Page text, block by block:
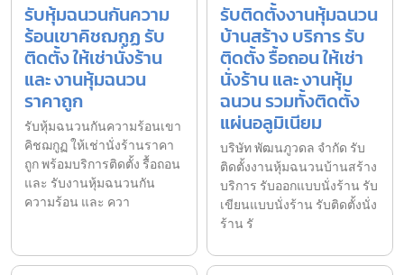
รับหุ้มฉนวนกันความ
ร้อนเขาคิชฌกูฏ รับ
ติดตั้ง ให้เช่านั่งร้าน
และ งานหุ้มฉนวน
ราคาถูก
รับหุ้มฉนวนกันความร้อนเขา
คิชฌกูฏ ให้เช่านั่งร้านราคา
ถูก พร้อมบริการติดตั้ง รื้อถอน
และ รับงานหุ้มฉนวนกัน
ความร้อน และ ควา
รับติดตั้งงานหุ้มฉนวน
บ้านสร้าง บริการ รับ
ติดตั้ง รื้อถอน ให้เช่า
นั่งร้าน และ งานหุ้ม
ฉนวน รวมทั้งติดตั้ง
แผ่นอลูมิเนียม
บริษัท พัฒนภูวดล จำกัด รับ
ติดตั้งงานหุ้มฉนวนบ้านสร้าง
บริการ รับออกแบบนั่งร้าน รับ
เขียนแบบนั่งร้าน รับติดตั้งนั่ง
ร้าน รั